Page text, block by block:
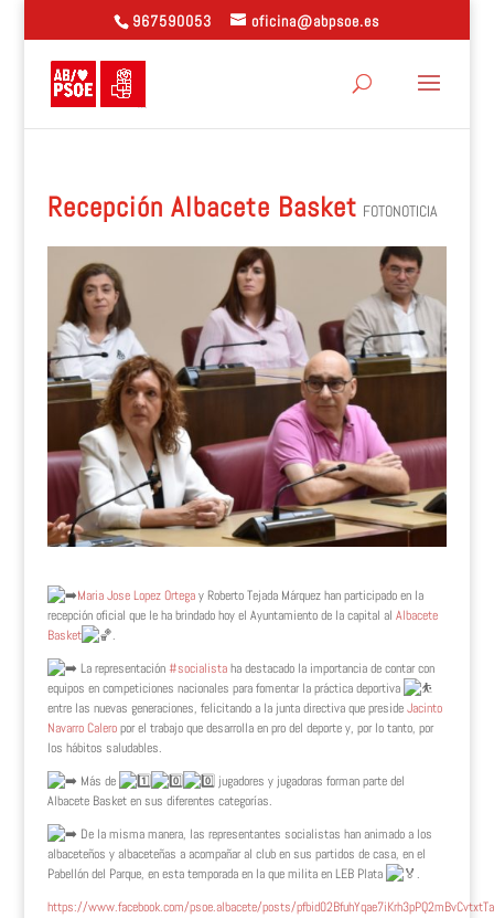
967590053 oficina@abpsoe.es
Recepción Albacete Basket FOTONOTICIA
Maria Jose Lopez Ortegay Roberto Tejada Márquez han participado en la
recepción oficial que le ha brindado hoy el Ayuntamiento de la capital al Albacete
Basket
.
La representación#socialistaha destacado la importancia de contar con
equipos en competiciones nacionales para fomentar la práctica deportiva
entre las nuevas generaciones, felicitando a la junta directiva que presideJacinto
Navarro Caleropor el trabajo que desarrolla en pro del deporte y, por lo tanto, por
los hábitos saludables.
Más de
jugadores y jugadoras forman parte del
Albacete Basket en sus diferentes categorías.
De la misma manera, las representantes socialistas han animado a los
albaceteños y albaceteñas a acompañar al club en sus partidos de casa, en el
Pabellón del Parque, en esta temporada en la que milita en LEB Plata
.
https://www.facebook.com/psoe.albacete/posts/